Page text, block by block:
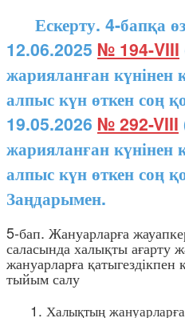
Ескерту. 4-бапқа
12.06.2025 № 194-VIII
жарияланған күнінен
алпыс күн өткен соң
19.05.2026 № 292-VIII
жарияланған күнінен
алпыс күн өткен соң
Заңдарымен.
5-бап. Жануарларға
саласында халықты ағарту
жануарларға қатыгездікпен
тыйым салу
1. Халықтың жануарларға